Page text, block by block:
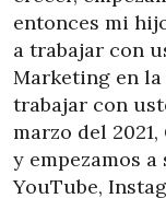
entonces mi
a trabajar con
Marketing en la
trabajar con
marzo del
y empezamos
YouTube,